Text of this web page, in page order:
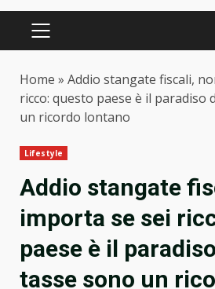
PRIMARY
Home » Addio stangate fiscali,
ricco: questo paese è il paradiso
un ricordo lontano
Lifestyle
Addio stangate
importa se sei
paese è il
tasse sono un